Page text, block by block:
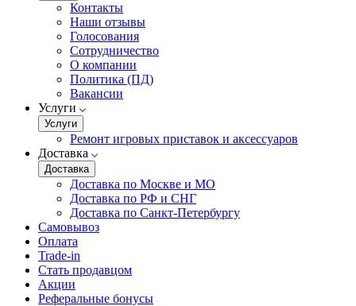
Контакты
Наши отзывы
Голосования
Сотрудничество
О компании
Политика (ПД)
Вакансии
Услуги
Услуги
Ремонт игровых приставок и аксессуаров
Доставка
Доставка
Доставка по Москве и МО
Доставка по РФ и СНГ
Доставка по Санкт-Петербургу
Самовывоз
Оплата
Trade-in
Стать продавцом
Акции
Реферальные бонусы